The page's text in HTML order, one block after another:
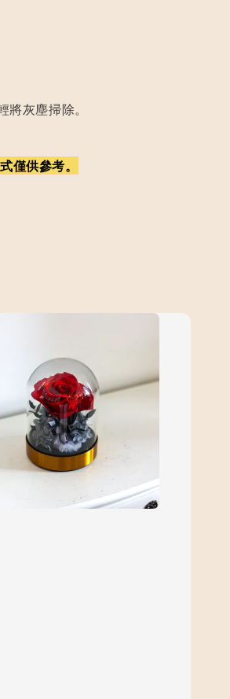
灰塵掃除。
僅供參考。